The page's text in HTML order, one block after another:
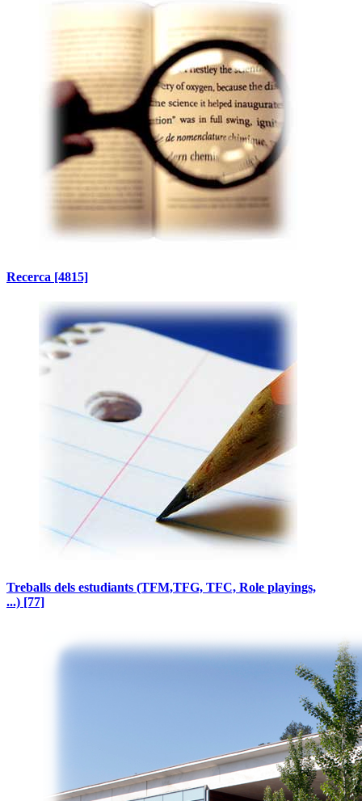
Recerca [4815]
Treballs dels estudiants (TFM,TFG, TFC, Role playings,
...) [77]